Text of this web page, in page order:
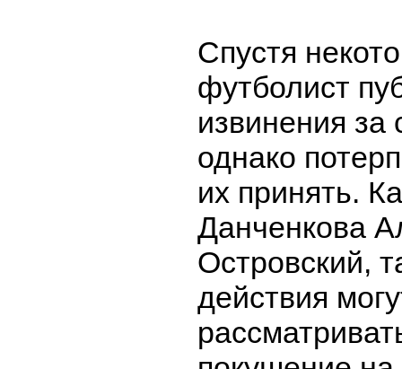
Спустя
футболист
извинения за
однако
их принять.
Данченкова
Островский,
действия